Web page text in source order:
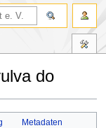
do
Metadaten